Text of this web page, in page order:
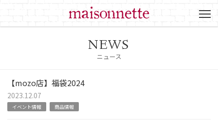
NEWS
ニュース
【mozo店】福袋2024
2023.12.07
イベント情報 商品情報